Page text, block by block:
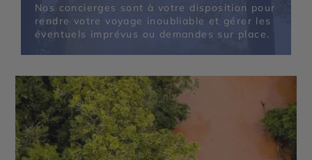
Nos concierges sont à votre disposition pour
rendre votre voyage inoubliable et gérer les
éventuels imprévus ou demandes sur place.